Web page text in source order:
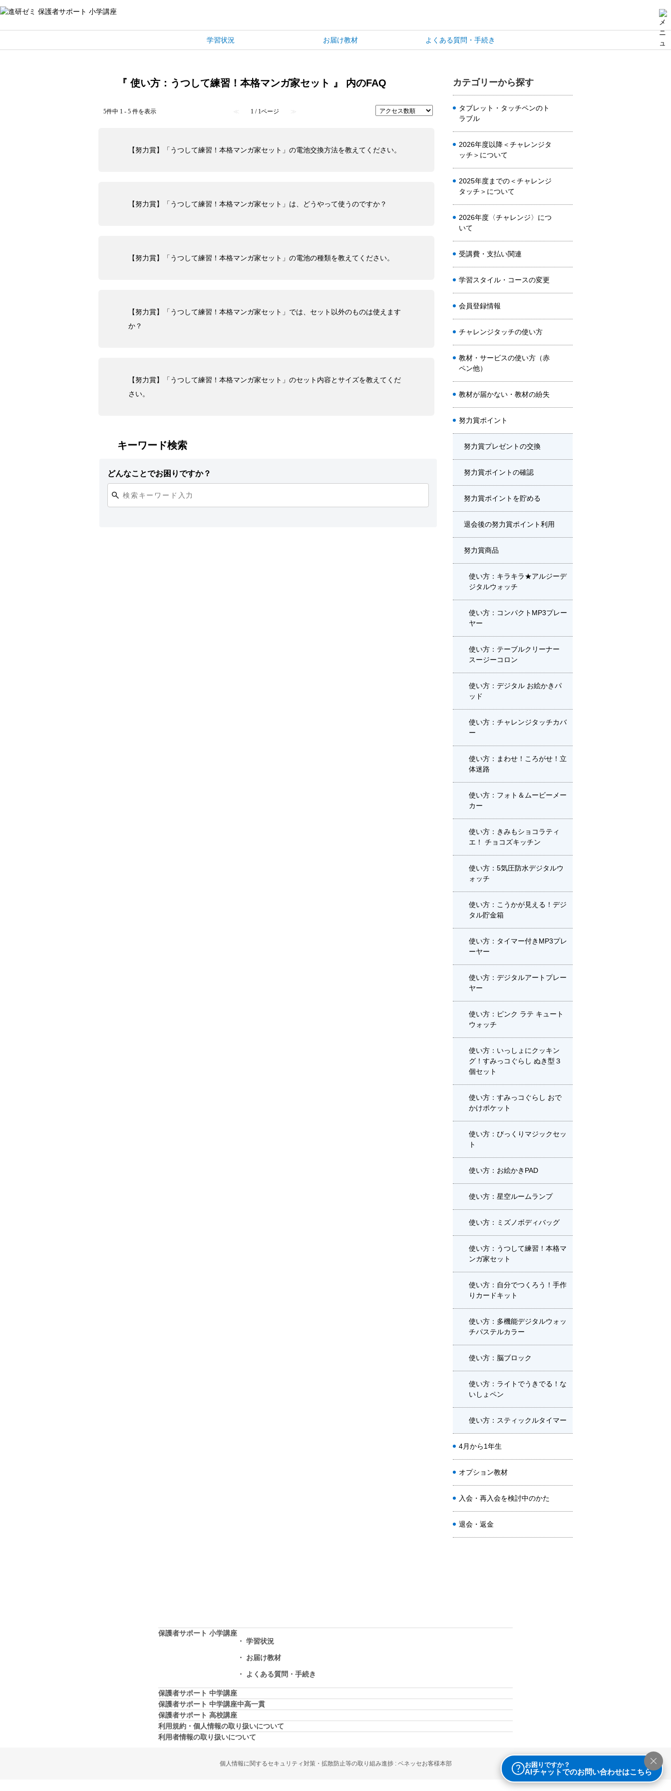
学習状況 お届け教材 よくある質問・手続き
カテゴリーから探す
タブレット・タッチペンのト
ラブル
2026年度以降＜チャレンジタ
ッチ＞について
2025年度までの＜チャレンジ
タッチ＞について
2026年度〈チャレンジ〉につ
いて
受講費・支払い関連
学習スタイル・コースの変更
会員登録情報
チャレンジタッチの使い方
教材・サービスの使い方（赤
ペン他）
教材が届かない・教材の紛失
努力賞ポイント
努力賞プレゼントの交換
努力賞ポイントの確認
努力賞ポイントを貯める
退会後の努力賞ポイント利用
努力賞商品
使い方：キラキラ★アルジーデ
ジタルウォッチ
使い方：コンパクトMP3プレー
ヤー
使い方：テーブルクリーナー
スージーコロン
使い方：デジタル お絵かきパ
ッド
使い方：チャレンジタッチカバ
ー
使い方：まわせ！ころがせ！立
体迷路
使い方：フォト＆ムービーメー
カー
使い方：きみもショコラティ
エ！ チョコズキッチン
使い方：5気圧防水デジタルウ
ォッチ
使い方：こうかが見える！デジ
タル貯金箱
使い方：タイマー付きMP3プレ
ーヤー
使い方：デジタルアートプレー
ヤー
使い方：ピンク ラテ キュート
ウォッチ
使い方：いっしょにクッキン
グ！すみっコぐらし ぬき型３
個セット
使い方：すみっコぐらし おで
かけポケット
使い方：びっくりマジックセッ
ト
使い方：お絵かきPAD
使い方：星空ルームランプ
使い方：ミズノボディバッグ
使い方：うつして練習！本格マ
ンガ家セット
使い方：自分でつくろう！手作
りカードキット
使い方：多機能デジタルウォッ
チパステルカラー
使い方：脳ブロック
使い方：ライトでうきでる！な
いしょペン
使い方：スティックルタイマー
4月から1年生
オプション教材
入会・再入会を検討中のかた
退会・返金
『 使い方：うつして練習！本格マンガ家セット 』 内のFAQ
5件中 1 - 5 件を表示 ≪ 1 / 1ページ ≫
【努力賞】「うつして練習！本格マンガ家セット」の電池交換方法を教えてください。
【努力賞】「うつして練習！本格マンガ家セット」は、どうやって使うのですか？
【努力賞】「うつして練習！本格マンガ家セット」の電池の種類を教えてください。
【努力賞】「うつして練習！本格マンガ家セット」では、セット以外のものは使えます
か？
【努力賞】「うつして練習！本格マンガ家セット」のセット内容とサイズを教えてくだ
さい。
キーワード検索
どんなことでお困りですか？
お困りですか？
AIチャットでのお問い合わせはこちら
保護者サポート 小学講座
学習状況
お届け教材
よくある質問・手続き
保護者サポート 中学講座
保護者サポート 中学講座中高一貫
保護者サポート 高校講座
利用規約・個人情報の取り扱いについて
利用者情報の取り扱いについて
個人情報に関するセキュリティ対策・拡散防止等の取り組み進捗 : ベネッセお客様本部